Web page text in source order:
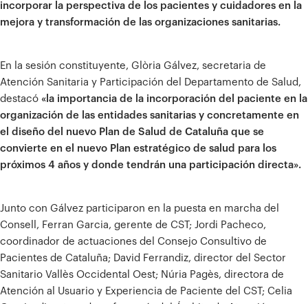
incorporar la perspectiva de los pacientes y cuidadores en la
mejora y transformación de las organizaciones sanitarias.
En la sesión constituyente, Glòria Gálvez, secretaria de
Atención Sanitaria y Participación del Departamento de Salud,
destacó «la importancia de la incorporación del paciente en la
organización de las entidades sanitarias y concretamente en
el diseño del nuevo Plan de Salud de Cataluña que se
convierte en el nuevo Plan estratégico de salud para los
próximos 4 años y donde tendrán una participación directa».
Junto con Gálvez participaron en la puesta en marcha del
Consell, Ferran Garcia, gerente de CST; Jordi Pacheco,
coordinador de actuaciones del Consejo Consultivo de
Pacientes de Cataluña; David Ferrandiz, director del Sector
Sanitario Vallès Occidental Oest; Núria Pagès, directora de
Atención al Usuario y Experiencia de Paciente del CST; Celia